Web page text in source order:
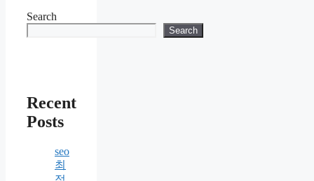
Search
Search
Recent
Posts
seo
최